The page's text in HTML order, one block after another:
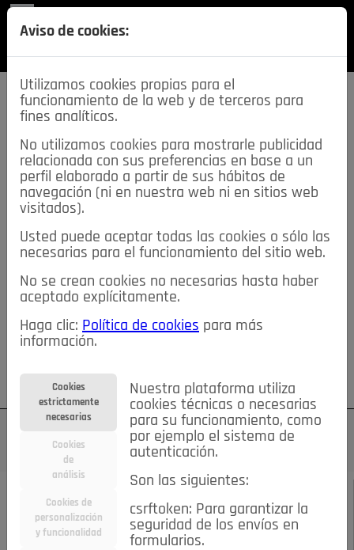
SECCIONES
descarga esta
REVISTA
≡NOTICIAS
NOTICIAS SERVICIOS DE INTERÉS
TABLÓN DE ANUNCIOS MIS ANUNCIOS CONTACTO
NOSOTROS
Su cuenta Regístrese ¿Olvidó su contraseña?
MAYO DE 2025 /
Escucha el audio de este artículo:
Aviso de cookies:
Utilizamos cookies propias para el
funcionamiento de la web y de terceros para
fines analíticos.
No utilizamos cookies para mostrarle publicidad
relacionada con sus preferencias en base a un
perfil elaborado a partir de sus hábitos de
navegación (ni en nuestra web ni en sitios web
visitados).
Usted puede aceptar todas las cookies o sólo las
necesarias para el funcionamiento del sitio web.
No se crean cookies no necesarias hasta haber
aceptado explícitamente.
Haga clic: Política de cookies para más
información.
Cookies
estrictamente
necesarias
Cookies
de
análisis
Cookies de
personalización
y funcionalidad
Nuestra plataforma utiliza
cookies técnicas o necesarias
para su funcionamiento, como
por ejemplo el sistema de
autenticación.
Son las siguientes:
csrftoken: Para garantizar la
seguridad de los envíos en
formularios.